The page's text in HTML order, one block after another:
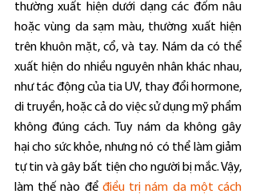
thường xuất hiện dưới dạng các đốm nâu
hoặc vùng da sạm màu, thường xuất hiện
trên khuôn mặt, cổ, và tay. Nám da có thể
xuất hiện do nhiều nguyên nhân khác nhau,
như tác động của tia UV, thay đổi hormone,
di truyền, hoặc cả do việc sử dụng mỹ phẩm
không đúng cách. Tuy nám da không gây
hại cho sức khỏe, nhưng nó có thể làm giảm
tự tin và gây bất tiện cho người bị mắc. Vậy,
làm thế nào để điều trị nám da một cách